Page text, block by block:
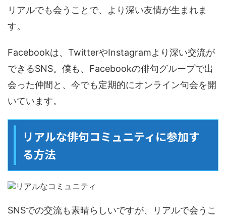
リアルでも会うことで、より深い友情が生まれま
す。
Facebookは、TwitterやInstagramより深い交流が
できるSNS。僕も、Facebookの俳句グループで出
会った仲間と、今でも定期的にオンライン句会を開
いています。
リアルな俳句コミュニティに参加す
る方法
SNSでの交流も素晴らしいですが、リアルで会うこ